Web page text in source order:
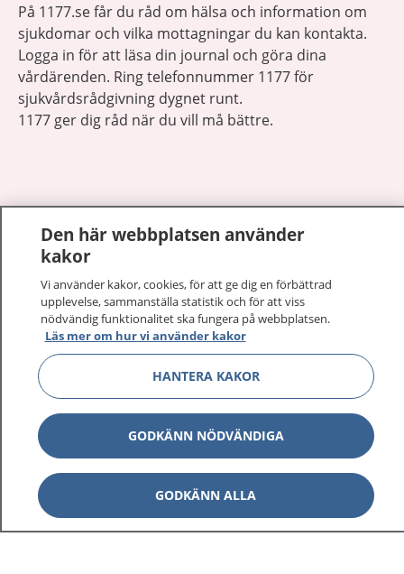
På 1177.se får du råd om hälsa och information om
sjukdomar och vilka mottagningar du kan kontakta.
Logga in för att läsa din journal och göra dina
vårdärenden. Ring telefonnummer 1177 för
sjukvårdsrådgivning dygnet runt.
1177 ger dig råd när du vill må bättre.
1177 på flera språk
Om 1177
Kontakt
Behandling av personuppgifter
Hantering av kakor
Inställningar för kakor
Den här webbplatsen använder
kakor
Vi använder kakor, cookies, för att ge dig en förbättrad
upplevelse, sammanställa statistik och för att viss
nödvändig funktionalitet ska fungera på webbplatsen.
Läs mer om hur vi använder kakor
HANTERA KAKOR
GODKÄNN NÖDVÄNDIGA
GODKÄNN ALLA